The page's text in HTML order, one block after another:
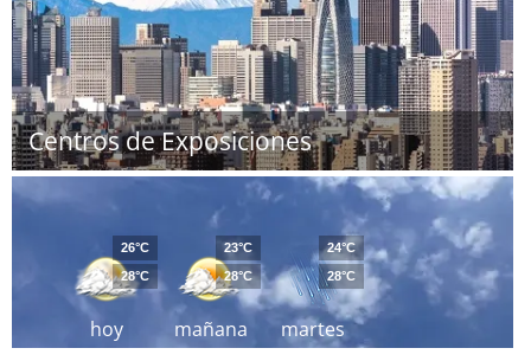
Centros de Exposiciones
hoy
26°C
28°C
mañana
23°C
28°C
martes
24°C
28°C